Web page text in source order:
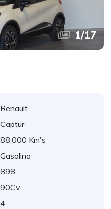
1/17
Renault
Captur
88,000 Km's
Gasolina
898
90Cv
4